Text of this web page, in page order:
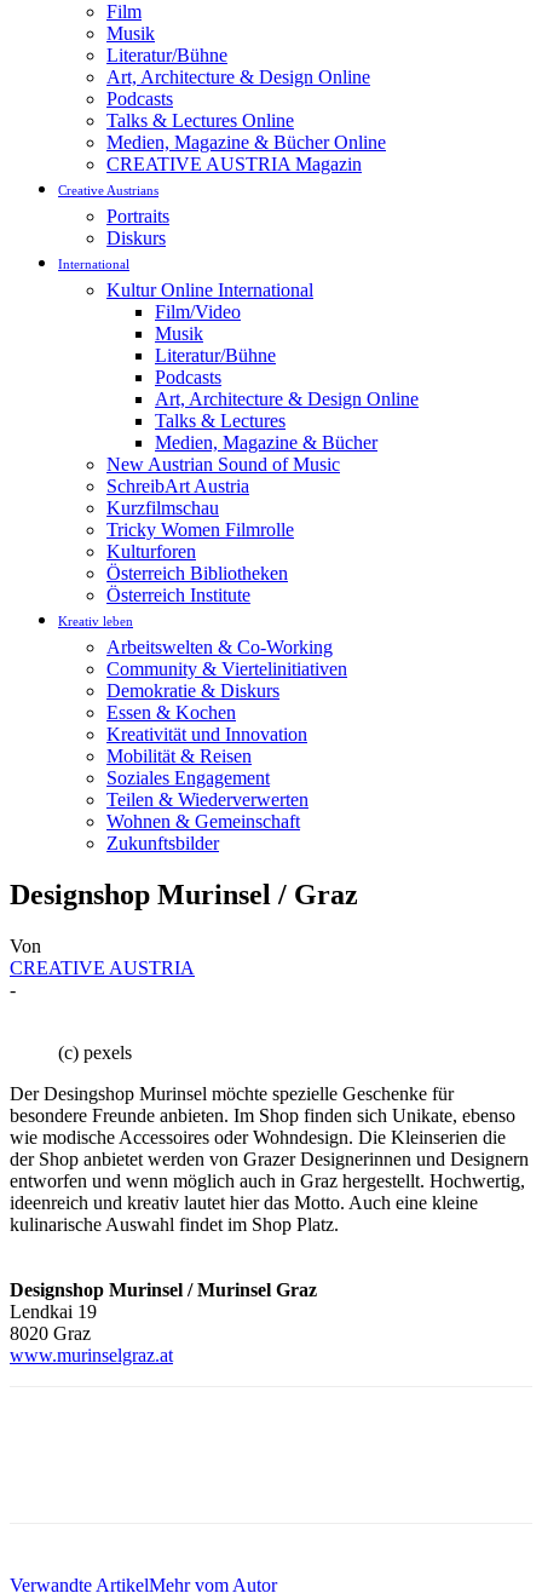
Film
Musik
Literatur/Bühne
Art, Architecture & Design Online
Podcasts
Talks & Lectures Online
Medien, Magazine & Bücher Online
CREATIVE AUSTRIA Magazin
Creative Austrians
Portraits
Diskurs
International
Kultur Online International
Film/Video
Musik
Literatur/Bühne
Podcasts
Art, Architecture & Design Online
Talks & Lectures
Medien, Magazine & Bücher
New Austrian Sound of Music
SchreibArt Austria
Kurzfilmschau
Tricky Women Filmrolle
Kulturforen
Österreich Bibliotheken
Österreich Institute
Kreativ leben
Arbeitswelten & Co-Working
Community & Viertelinitiativen
Demokratie & Diskurs
Essen & Kochen
Kreativität und Innovation
Mobilität & Reisen
Soziales Engagement
Teilen & Wiederverwerten
Wohnen & Gemeinschaft
Zukunftsbilder
Designshop Murinsel / Graz
Von
CREATIVE AUSTRIA
-
(c) pexels
Der Desingshop Murinsel möchte spezielle Geschenke für
besondere Freunde anbieten. Im Shop finden sich Unikate, ebenso
wie modische Accessoires oder Wohndesign. Die Kleinserien die
der Shop anbietet werden von Grazer Designerinnen und Designern
entworfen und wenn möglich auch in Graz hergestellt. Hochwertig,
ideenreich und kreativ lautet hier das Motto. Auch eine kleine
kulinarische Auswahl findet im Shop Platz.
Designshop Murinsel / Murinsel Graz
Lendkai 19
8020 Graz
www.murinselgraz.at
Verwandte ArtikelMehr vom Autor